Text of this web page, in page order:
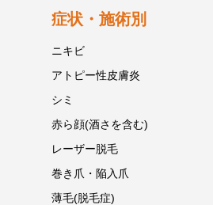
症状・施術別
ニキビ
アトピー性皮膚炎
シミ
赤ら顔(酒さを含む)
レーザー脱毛
巻き爪・陥入爪
薄毛(脱毛症)